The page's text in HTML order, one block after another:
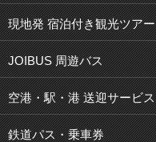
現地発 宿泊付き観光ツアー
JOIBUS 周遊バス
空港・駅・港 送迎サービス
鉄道パス・乗車券